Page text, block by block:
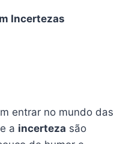
Incertezas
entrar no mundo das
e a incerteza são